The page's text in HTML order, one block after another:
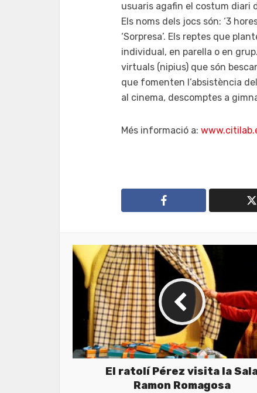
usuaris agafin el costum diari
Els noms dels jocs són: ‘3 hores
‘Sorpresa’. Els reptes que
individual, en parella o en
virtuals (nipius) que són
que fomenten l’absistència
al cinema, descomptes a
Més informació a:
El ratolí Pérez visita la
Ramon Romagosa